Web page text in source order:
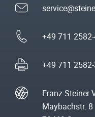
+49 711
+49 711
Franz Steiner
Maybachstr. 8